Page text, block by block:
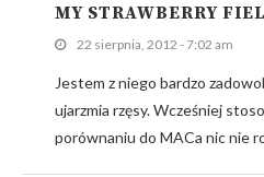
MY STRAWBERRY
22 sierpnia, 2012 - 7:02 am
Jestem z niego bardzo
ujarzmia rzęsy. Wcześniej
porównaniu do MACa nic nie